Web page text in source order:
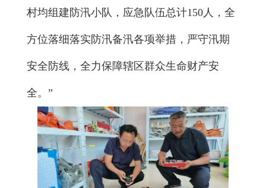
村均组建防汛小队，应急队伍总计150人，全
方位落细落实防汛备汛各项举措，严守汛期
安全防线，全力保障辖区群众生命财产安
全。”